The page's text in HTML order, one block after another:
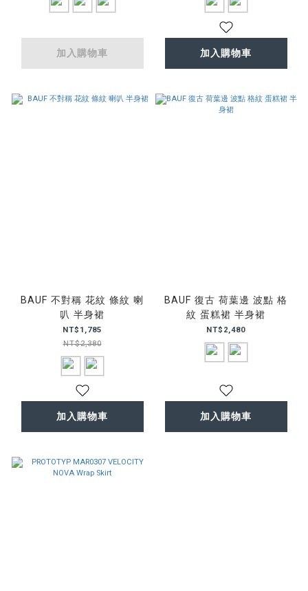
加入購物車 加入購物車
BAUF 不對稱 花紋 條紋 喇
叭 半身裙
NT$1,785
NT$2,380
加入購物車
BAUF 復古 荷葉邊 波點 格
紋 蛋糕裙 半身裙
NT$2,480
加入購物車